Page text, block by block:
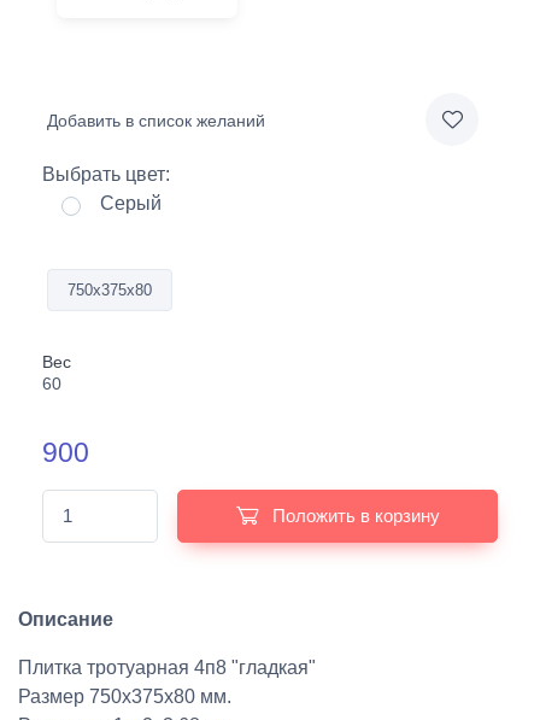
Добавить в список желаний
Выбрать цвет:
Серый
750х375х80
Вес
60
900
Положить в корзину
Описание
Плитка тротуарная 4п8 "гладкая"
Размер 750х375х80 мм.